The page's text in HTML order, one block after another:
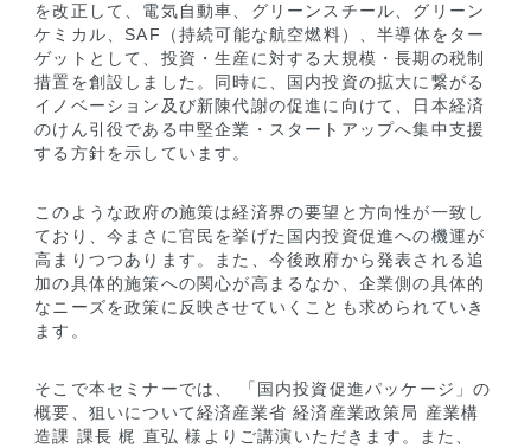
を改正して、電気自動車、グリーンスチール、グリーン
ケミカル、SAF（持続可能な航空燃料）、半導体をター
ゲットとして、投資・生産に対する大規模・長期の税制
措置を創設しました。同時に、国内投資の拡大に繋がる
イノベーション及び新陳代謝の促進に向けて、日本経済
のけん引役である中堅企業・スタートアップへ集中支援
する方針を示しています。
このような政府の施策は経済界の要望と方向性が一致し
ており、今まさに官民を挙げた国内投資促進への機運が
高まりつつあります。また、今後政府から発表される追
加の具体的施策への関心が高まるなか、企業側の具体的
なニーズを政策に反映させていくことも求められていき
ます。
そこで本セミナーでは、 「国内投資促進パッケージ」の
概要、狙いについて経済産業省 経済産業政策局 産業構
造課 課長 梶 直弘 様よりご講演いただきます。また、